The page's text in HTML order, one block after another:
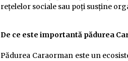
rețelelor sociale sau poți susține
De ce este importantă pădurea
Pădurea Caraorman este un